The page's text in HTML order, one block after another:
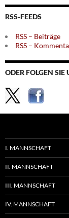
Themen
RSS-FEEDS
RSS – Beiträge
RSS –
ODER FOLGEN SIE
I. MANNSCHAFT
II. MANNSCHAFT
III. MANNSCHAFT
IV. MANNSCHAFT